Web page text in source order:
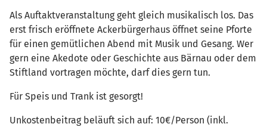
Als Auftaktveranstaltung geht gleich musikalisch los. Das
erst frisch eröffnete Ackerbürgerhaus öffnet seine Pforte
für einen gemütlichen Abend mit Musik und Gesang. Wer
gern eine Akedote oder Geschichte aus Bärnau oder dem
Stiftland vortragen möchte, darf dies gern tun.
Für Speis und Trank ist gesorgt!
Unkostenbeitrag beläuft sich auf: 10€/Person (inkl.